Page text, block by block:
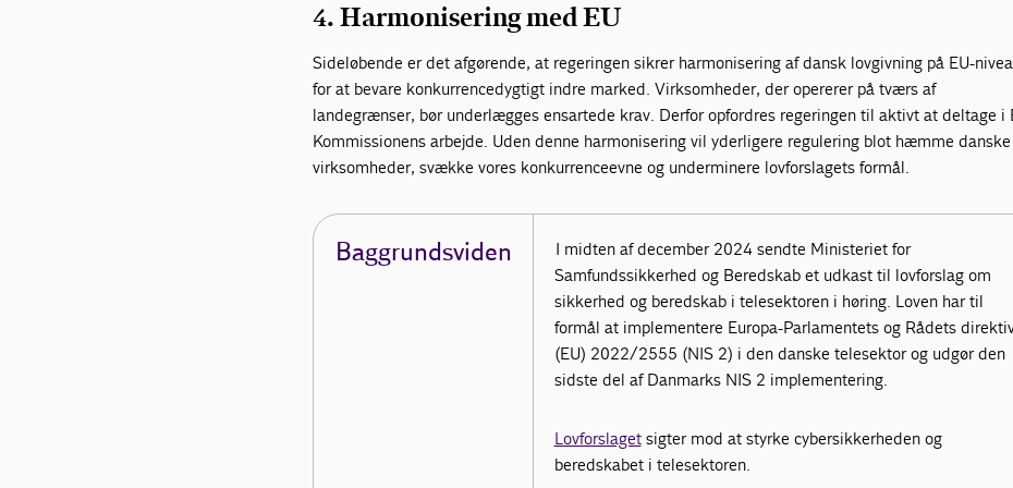
4. Harmonisering med EU
Sideløbende er det afgørende, at regeringen sikrer harmonisering af dansk lovgivning på EU-
for at bevare konkurrencedygtigt indre marked.Virksomheder, der opererer på tværs af
landegrænser, bør underlægges ensartede krav. Derfor opfordres regeringen til aktivt at deltage i
Kommissionens arbejde. Uden denne harmonisering vil yderligere regulering blot hæmme danske
virksomheder, svække vores konkurrenceevne og underminere lovforslagets formål.
Baggrundsviden
I midten af december 2024 sendte Ministeriet for
Samfundssikkerhed og Beredskab et udkast til lovforslag om
sikkerhed og beredskab i telesektoren i høring. Loven har til
formål at implementere Europa-Parlamentets og Rådets
(EU) 2022/2555 (NIS 2) i den danske telesektor og udgør den
sidste del af Danmarks NIS 2 implementering.
Lovforslagetsigter mod at styrke cybersikkerheden og
beredskabet i telesektoren.